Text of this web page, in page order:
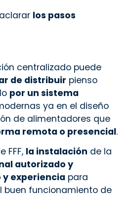
los pasos
centralizado puede
de distribuir pienso
por un sistema
ya en el diseño
de alimentadores que
remota o presencial.
FFF, la instalación de la
autorizado y
experiencia para
buen funcionamiento de